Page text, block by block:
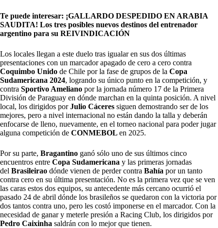
Te puede interesar: ¡GALLARDO DESPEDIDO EN ARABIA
SAUDITA! Los tres posibles nuevos destinos del entrenador
argentino para su REIVINDICACIÓN
Los locales llegan a este duelo tras igualar en sus dos últimas
presentaciones con un marcador apagado de cero a cero contra
Coquimbo Unido de Chile por la fase de grupos de la Copa
Sudamericana 2024, logrando su único punto en la competición, y
contra Sportivo Ameliano por la jornada número 17 de la Primera
División de Paraguay en dónde marchan en la quinta posición. A nivel
local, los dirigidos porJulio Cáceres siguen demostrando ser de los
mejores, pero a nivel internacional no están dando la talla y deberán
enfocarse de lleno, nuevamente, en el torneo nacional para poder jugar
alguna competición de CONMEBOL en 2025.
Por su parte, Bragantino ganó sólo uno de sus últimos cinco
encuentros entre Copa Sudamericana y las primeras jornadas
del Brasileirao dónde vienen de perder contra Bahía por un tanto
contra cero en su última presentación. No es la primera vez que se ven
las caras estos dos equipos, su antecedente más cercano ocurrió el
pasado 24 de abril dónde los brasileños se quedaron con la victoria por
dos tantos contra uno, pero les costó imponerse en el marcador. Con la
necesidad de ganar y meterle presión a Racing Club, los dirigidos por
Pedro Caixinha saldrán con lo mejor que tienen.